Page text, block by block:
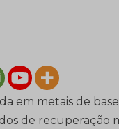
em metais de
de recuperação